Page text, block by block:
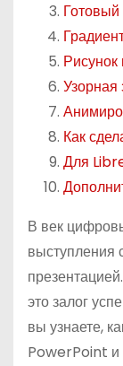
Рисунок
Узорная
Как
Для
В век
выступления
это залог
вы узнаете,
PowerPoint и